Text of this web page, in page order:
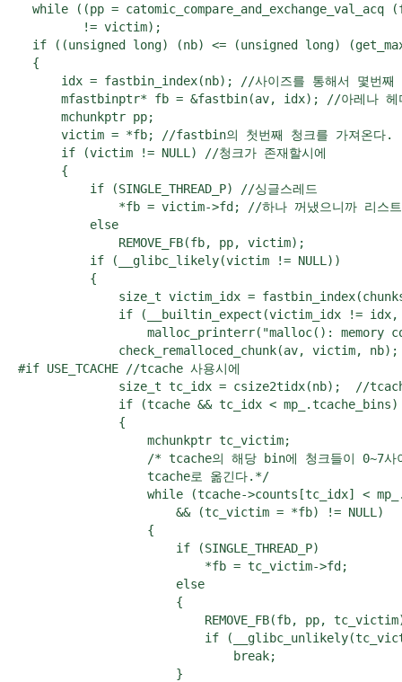
while ((pp = catomic_compare_and_exchange_val_acq
!= victim);
if ((unsigned long) (nb) <= (unsigned long)
  {
idx = fastbin_index(nb); //사이즈를 통해서 몇번째
mfastbinptr* fb = &fastbin(av, idx); //아레나
      mchunkptr pp;
      victim = *fb; //fastbin의 첫번째 청크를 가져온다.
      if (victim != NULL) //청크가 존재할시에
      {
          if (SINGLE_THREAD_P) //싱글스레드
*fb = victim->fd; //하나 꺼냈으니까 리스
          else
              REMOVE_FB(fb, pp, victim);
          if (__glibc_likely(victim != NULL))
          {
size_t victim_idx =
if (__builtin_expect(victim_idx != idx,
malloc_printerr("malloc(): memory
check_remalloced_chunk(av, victim, nb);
#if USE_TCACHE //tcache 사용시에
size_t tc_idx = csize2tidx(nb);  //
              if (tcache && tc_idx < mp_.tcache_bins)
              {
                  mchunkptr tc_victim;
/* tcache의 해당 bin에 청크들이 0~7사
                  tcache로 옮긴다.*/
while (tcache->counts[tc_idx] <
                      && (tc_victim = *fb) != NULL)
                  {
                      if (SINGLE_THREAD_P)
                          *fb = tc_victim->fd;
                      else
                      {
REMOVE_FB(fb, pp,
if
                              break;
                      }